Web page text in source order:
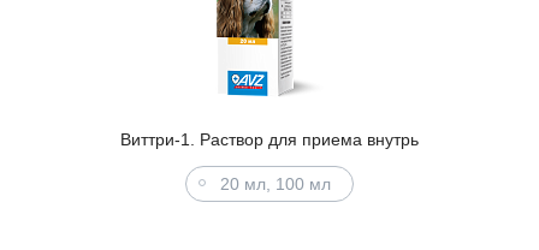
Виттри-1. Раствор для приема внутрь
20 мл, 100 мл